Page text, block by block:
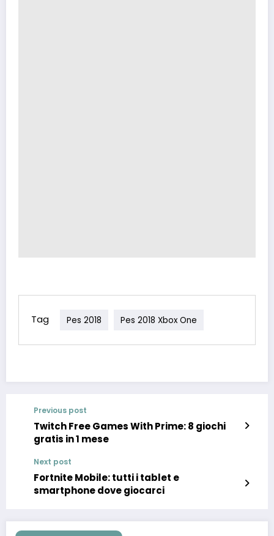
Tag Pes 2018 Pes 2018 Xbox One
Previous post
Twitch Free Games With Prime: 8 giochi
gratis in 1 mese
Next post
Fortnite Mobile: tutti i tablet e
smartphone dove giocarci